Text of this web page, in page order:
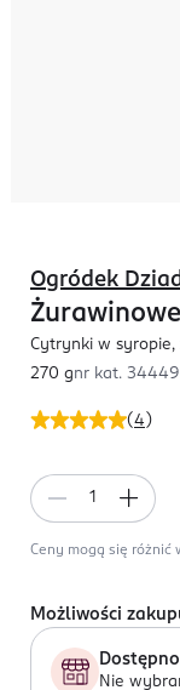
(4 )
Ogródek
Cytrynki w
270 gnr kat.
Ceny mogą się różnić
Możliwości
Nie